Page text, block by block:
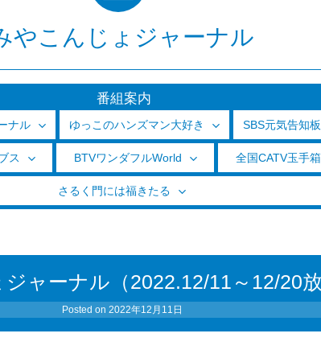
やこんじょジャーナル
番組案内
ナル ゆっこのハンズマン大好き SBS元気告知板
ス BTVワンダフルWorld 全国CATV玉手箱
さるく門には福きたる
ャーナル（2022.12/11～12/20放
Posted on 2022年12月11日